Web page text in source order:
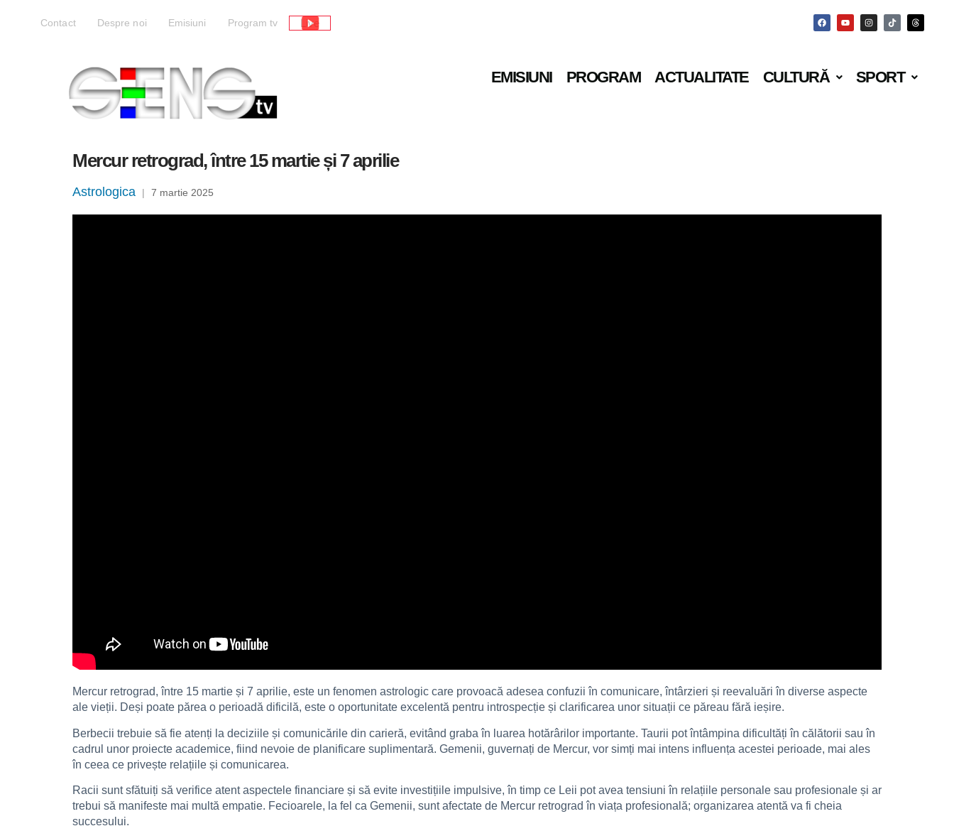
Contact Despre noi Emisiuni Program tv Live
EMISIUNI PROGRAM ACTUALITATE CULTURĂ SPORT
Mercur retrograd, între 15 martie și 7 aprilie
Astrologica | 7 martie 2025
Mercur retrograd, între 15 martie și 7 aprilie, este un fenomen astrologic care provoacă adesea confuzii în comunicare, întârzieri și reevaluări în diverse aspecte
ale vieții. Deși poate părea o perioadă dificilă, este o oportunitate excelentă pentru introspecție și clarificarea unor situații ce păreau fără ieșire.
Berbecii trebuie să fie atenți la deciziile și comunicările din carieră, evitând graba în luarea hotărârilor importante. Taurii pot întâmpina dificultăți în călătorii sau în
cadrul unor proiecte academice, fiind nevoie de planificare suplimentară. Gemenii, guvernați de Mercur, vor simți mai intens influența acestei perioade, mai ales
în ceea ce privește relațiile și comunicarea.
Racii sunt sfătuiți să verifice atent aspectele financiare și să evite investițiile impulsive, în timp ce Leii pot avea tensiuni în relațiile personale sau profesionale și ar
trebui să manifeste mai multă empatie. Fecioarele, la fel ca Gemenii, sunt afectate de Mercur retrograd în viața profesională; organizarea atentă va fi cheia
succesului.